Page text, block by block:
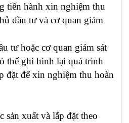
tiến hành xin nghiệm thu
đầu tư và cơ quan giám
tư hoặc cơ quan giám sát
thể ghi hình lại quá trình
đặt để xin nghiệm thu hoàn
sản xuất và lắp đặt theo